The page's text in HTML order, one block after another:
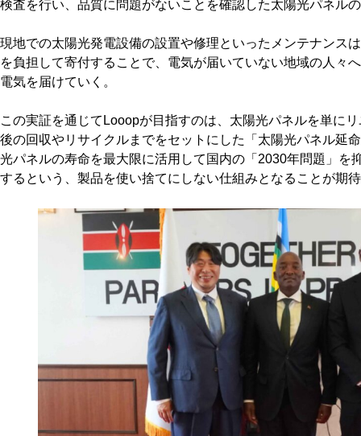
検査を行い、品質に問題がないことを確認した太陽光パネル
現地での太陽光発電設備の設置や修理といったメンテナンス
を負担して寄付することで、電気が届いていない地域の人々
電気を届けていく。
この実証を通じてLooopが目指すのは、太陽光パネルを単に
後の回収やリサイクルまでをセットにした「太陽光パネル延
光パネルの寿命を最大限に活用して国内の「2030年問題」を
するという、製品を使い捨てにしない仕組みとなることが期